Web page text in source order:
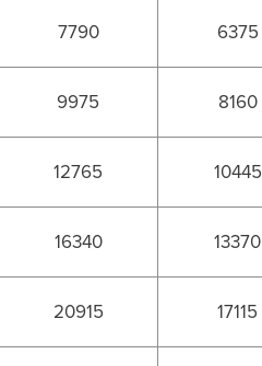
7790 6375
9975 8160
12765 10445
16340 13370
20915 17115